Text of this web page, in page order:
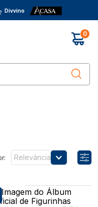
Divvino
0
Relevância